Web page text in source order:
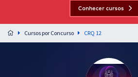
Preparação completa e intensiva para as principais
residências em saúde do Brasil
Conhecer cursos
Cursos por Concurso CRQ 12